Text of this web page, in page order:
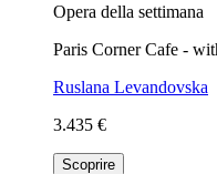
Opera della settimana
Paris Corner Cafe -
Ruslana Levandovska
3.435 €
Scoprire